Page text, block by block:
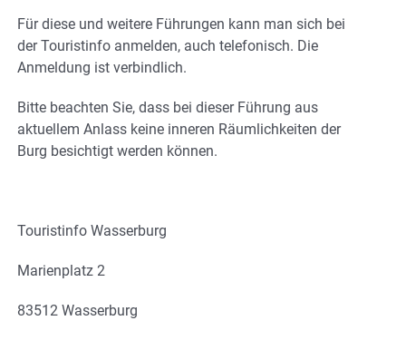
Für diese und weitere Führungen kann man sich bei
der Touristinfo anmelden, auch telefonisch. Die
Anmeldung ist verbindlich.
Bitte beachten Sie, dass bei dieser Führung aus
aktuellem Anlass keine inneren Räumlichkeiten der
Burg besichtigt werden können.
Touristinfo Wasserburg
Marienplatz 2
83512 Wasserburg